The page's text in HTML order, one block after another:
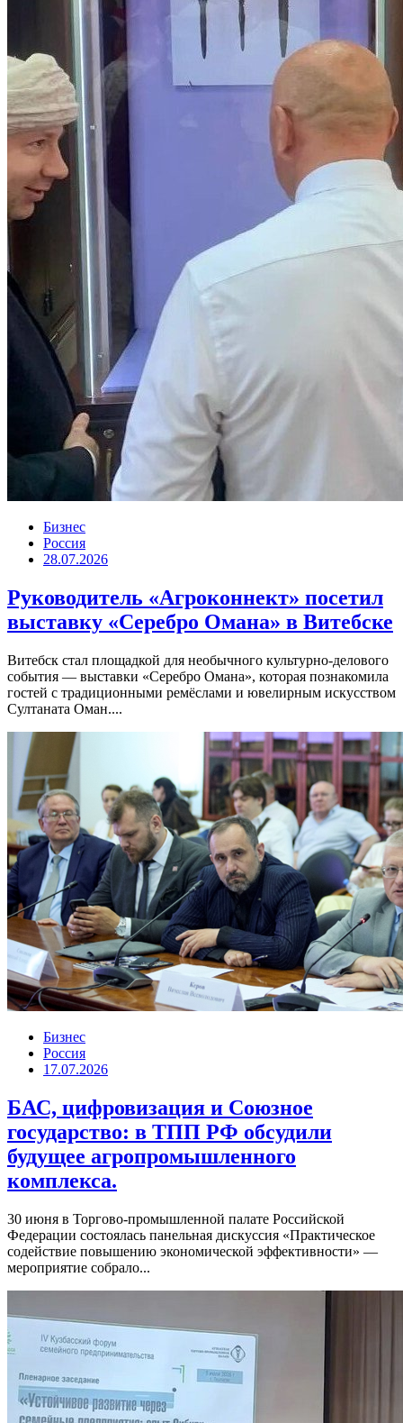
Бизнес
Россия
28.07.2026
Руководитель «Агроконнект» посетил
выставку «Серебро Омана» в Витебске
Витебск стал площадкой для необычного культурно-делового
события — выставки «Серебро Омана», которая познакомила
гостей с традиционными ремёслами и ювелирным искусством
Султаната Оман....
Бизнес
Россия
17.07.2026
БАС, цифровизация и Союзное
государство: в ТПП РФ обсудили
будущее агропромышленного
комплекса.
30 июня в Торгово-промышленной палате Российской
Федерации состоялась панельная дискуссия «Практическое
содействие повышению экономической эффективности» —
мероприятие собрало...